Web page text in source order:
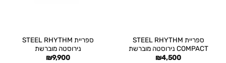
ספריית STEEL RHYTHM
COMPACT נירוסטה מוברשת
₪4,500
ספריית STEEL RHYTHM
נירוסטה מוברשת
₪9,900